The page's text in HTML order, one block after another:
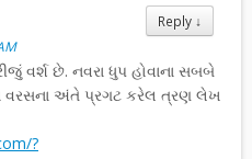
Reply ↓
વર્શ છે. નવરા ધુપ હોવાના સબબે
વરસના અંતે પ્રગટ કરેલ ત્રણ લેખ
?